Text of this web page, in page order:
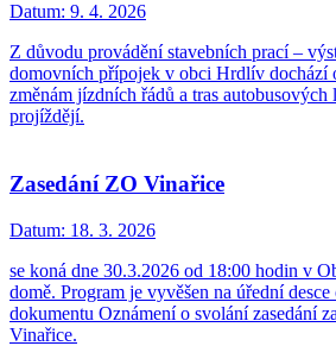
Datum: 9. 4. 2026
Z důvodu provádění stavebních prací –
domovních přípojek v obci Hrdlív dochází
změnám jízdních řádů a tras
projíždějí.
Zasedání ZO Vinařice
Datum: 18. 3. 2026
se koná dne 30.3.2026 od 18:00 hodin v
domě. Program je vyvěšen na úřední
dokumentu Oznámení o svolání zasedání
Vinařice.